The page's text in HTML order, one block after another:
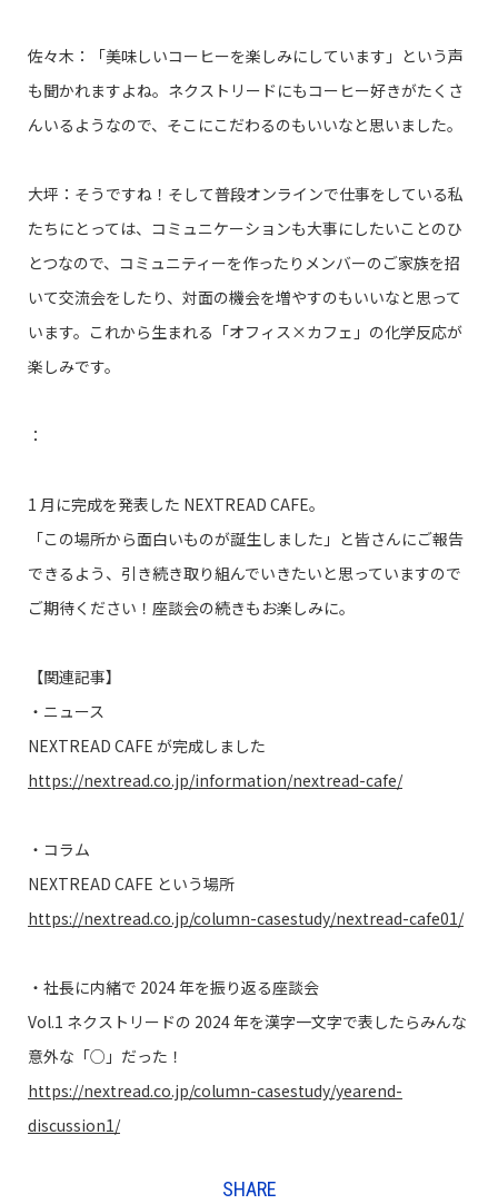
佐々木：「美味しいコーヒーを楽しみにしています」という声
も聞かれますよね。ネクストリードにもコーヒー好きがたくさ
んいるようなので、そこにこだわるのもいいなと思いました。
大坪：そうですね！そして普段オンラインで仕事をしている私
たちにとっては、コミュニケーションも大事にしたいことのひ
とつなので、コミュニティーを作ったりメンバーのご家族を招
いて交流会をしたり、対面の機会を増やすのもいいなと思って
います。これから生まれる「オフィス×カフェ」の化学反応が
楽しみです。
：
1 月に完成を発表した NEXTREAD CAFE。
「この場所から面白いものが誕生しました」と皆さんにご報告
できるよう、引き続き取り組んでいきたいと思っていますので
ご期待ください！座談会の続きもお楽しみに。
【関連記事】
・ニュース
NEXTREAD CAFE が完成しました
https://nextread.co.jp/information/nextread-cafe/
・コラム
NEXTREAD CAFE という場所
https://nextread.co.jp/column-casestudy/nextread-cafe01/
・社長に内緒で 2024 年を振り返る座談会
Vol.1 ネクストリードの 2024 年を漢字一文字で表したらみんな
意外な「○」だった！
https://nextread.co.jp/column-casestudy/yearend-
discussion1/
SHARE